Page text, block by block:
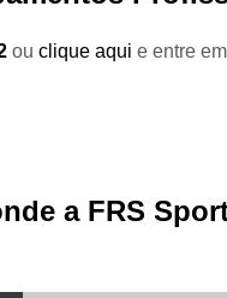
ouclique aqui e entre
a FRS